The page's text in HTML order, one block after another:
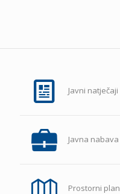
Javni natječaji
Javna nabava
Prostorni plan